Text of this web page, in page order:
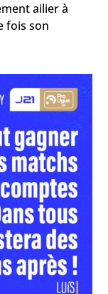
ailier à
fois son